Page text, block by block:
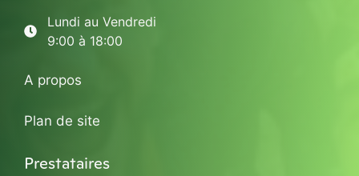
Lundi au Vendredi
9:00 à 18:00
A propos
Plan de site
Prestataires